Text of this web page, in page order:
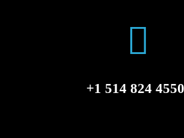
+1 514 824 4550